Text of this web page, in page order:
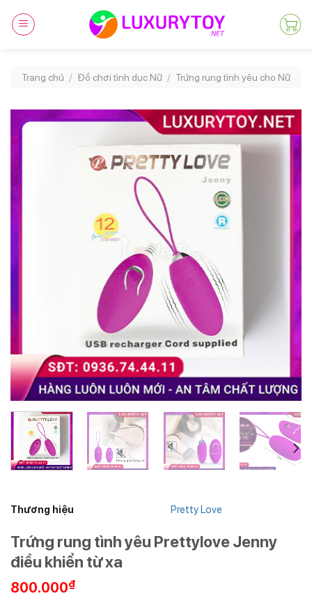
Trang chủ / Đồ chơi tình dục Nữ / Trứng rung tình yêu cho Nữ
Thương hiệu Pretty Love
Trứng rung tình yêu Prettylove Jenny
điều khiển từ xa
800.000₫